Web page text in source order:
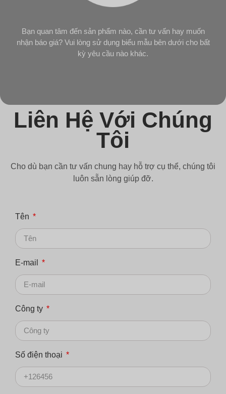
Bạn quan tâm đến sản phẩm nào, cần tư vấn hay muốn
nhận báo giá? Vui lòng sử dụng biểu mẫu bên dưới cho bất
kỳ yêu cầu nào khác.
Liên Hệ Với Chúng
Tôi
Cho dù bạn cần tư vấn chung hay hỗ trợ cụ thể, chúng tôi
luôn sẵn lòng giúp đỡ.
Tên
E-mail
Công ty
Số điện thoại